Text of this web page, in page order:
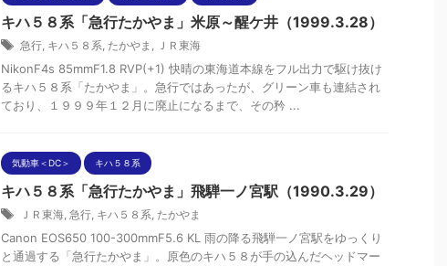
キハ５８系「急行たかやま」米原～醒ケ井（1999.3.28）
急行, キハ５８系, たかやま , ＪＲ東海
NikonF4s 85mmF1.8 RVP(+1) 快晴の東海道本線をフル出力で駆け抜け
るキハ５８系「たかやま」。急行ではあったが、グリーン車も連結され
ており、１９９９年１２月に廃止になるまで、その矜 ...
気動車＜DC＞ キハ５８系
キハ５８系「急行たかやま」飛騨一ノ宮駅（1990.3.29）
ＪＲ東海, 急行, キハ５８系, たかやま
Canon EOS650 100-300mmF5.6 KL 雨の降る飛騨一ノ宮駅をゆっくり
と通過する「急行たかやま」。原色のキハ５８が手の込んだヘッドマー